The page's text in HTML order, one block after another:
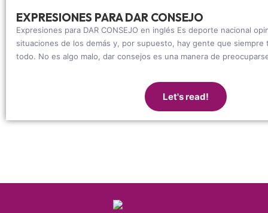
EXPRESIONES PARA DAR CONSEJO
Expresiones para DAR CONSEJO en inglés Es deporte nacional
situaciones de los demás y, por supuesto, hay gente que siempre
todo. No es algo malo, dar consejos es una manera de
Let's read!